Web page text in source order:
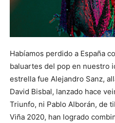
Habíamos perdido a España
baluartes del pop en nuestro
estrella fue Alejandro Sanz,
David Bisbal, lanzado hace
Triunfo, ni Pablo Alborán, de
Viña 2020, han logrado